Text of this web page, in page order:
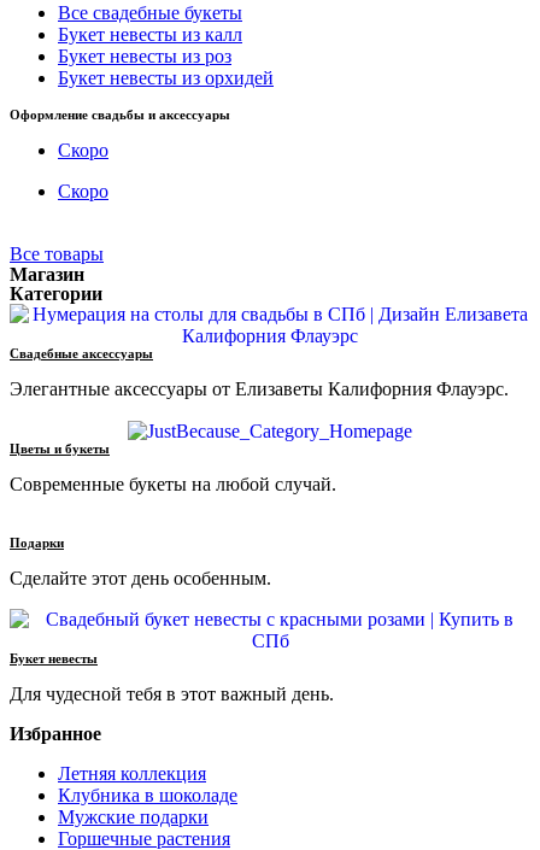
Все свадебные букеты
Букет невесты из калл
Букет невесты из роз
Букет невесты из орхидей
Оформление свадьбы и аксессуары
Скоро
Скоро
Все товары
Магазин
Категории
Свадебные аксессуары
Элегантные аксессуары от Елизаветы Калифорния Флауэрс.
Цветы и букеты
Современные букеты на любой случай.
Подарки
Сделайте этот день особенным.
Букет невесты
Для чудесной тебя в этот важный день.
Избранное
Летняя коллекция
Клубника в шоколаде
Мужские подарки
Горшечные растения